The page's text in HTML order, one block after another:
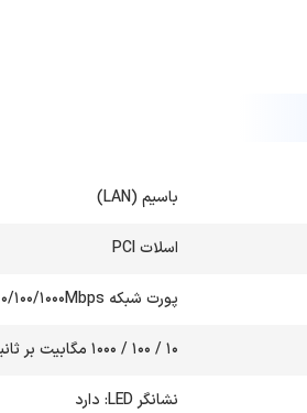
باسیم (LAN)
اسلات PCI
پورت شبکه 10/100/1000Mbps
10 / 100 / 1000 مگابیت بر ثانیه
نشانگر LED: دارد